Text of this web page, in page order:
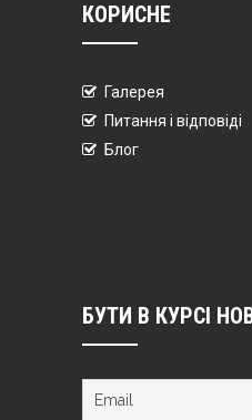
КОРИСНЕ
Галерея
Питання і відповіді
Блог
БУТИ В КУРСІ